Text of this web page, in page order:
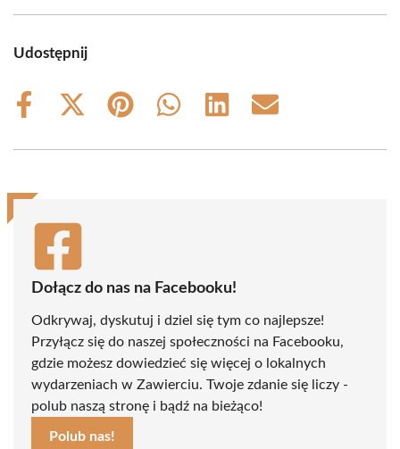
Udostępnij
Share
Share
(Twitter)
Share
Share
Share
Share
Dołącz do nas na Facebooku!
Odkrywaj, dyskutuj i dziel się tym co najlepsze!
Przyłącz się do naszej społeczności na Facebooku,
gdzie możesz dowiedzieć się więcej o lokalnych
wydarzeniach w Zawierciu. Twoje zdanie się liczy -
polub naszą stronę i bądź na bieżąco!
Polub nas!